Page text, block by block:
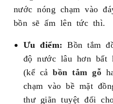
nước nóng chạm vào
bồn sẽ ấm lên tức thì.
Ưu điểm: Bồn tắm
độ nước lâu hơn bất
(kể cảbồn tắm gỗ
chạm vào bề mặt
thư giãn tuyệt đối